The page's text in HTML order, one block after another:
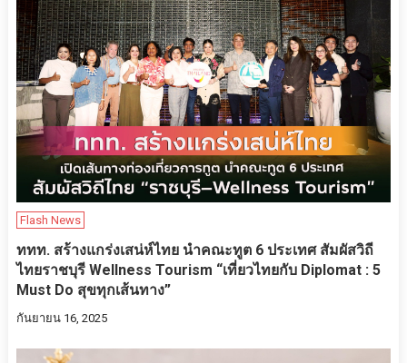
Flash News
ททท. สร้างแกร่งเสน่ห์ไทย นำคณะทูต 6 ประเทศ สัมผัสวิถี
ไทยราชบุรี Wellness Tourism “เที่ยวไทยกับ Diplomat : 5
Must Do สุขทุกเส้นทาง”
กันยายน 16, 2025